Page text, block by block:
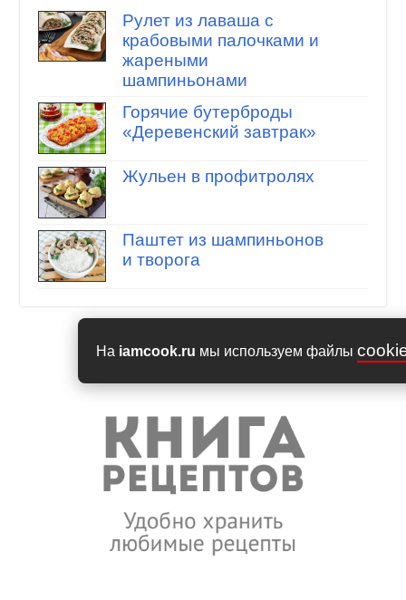
На iamcook.ru мы используем файлы
Рулет из лаваша с
крабовыми палочками и
жареными
шампиньонами
Горячие бутерброды
«Деревенский завтрак»
Жульен в профитролях
Паштет из шампиньонов
и творога